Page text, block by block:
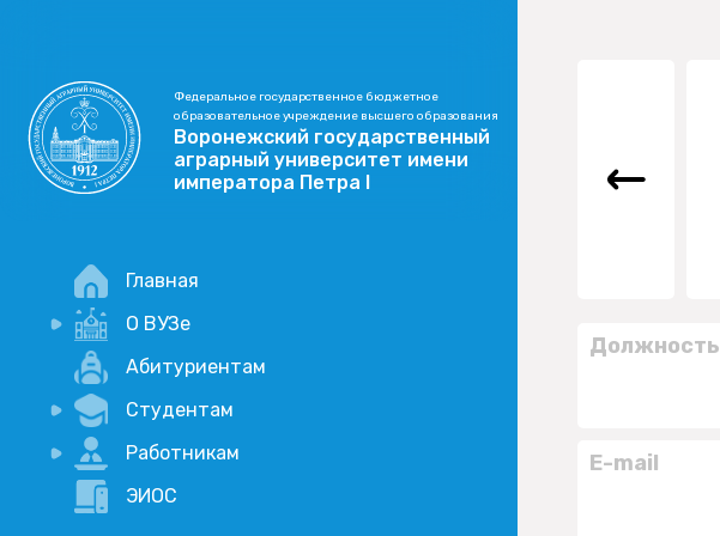
Федеральное государственное бюджетное
образовательное учреждение высшего образования
Воронежский государственный
аграрный университет имени
императора Петра I
Главная
О ВУЗе
Новости
Учебный процесс
Научная деятельность
Абитуриентам
Студентам
Портал дистанционого обучения
Академические отпуска
Работникам
Внимание, опрос!
ЭИОС
Должность
E-mail